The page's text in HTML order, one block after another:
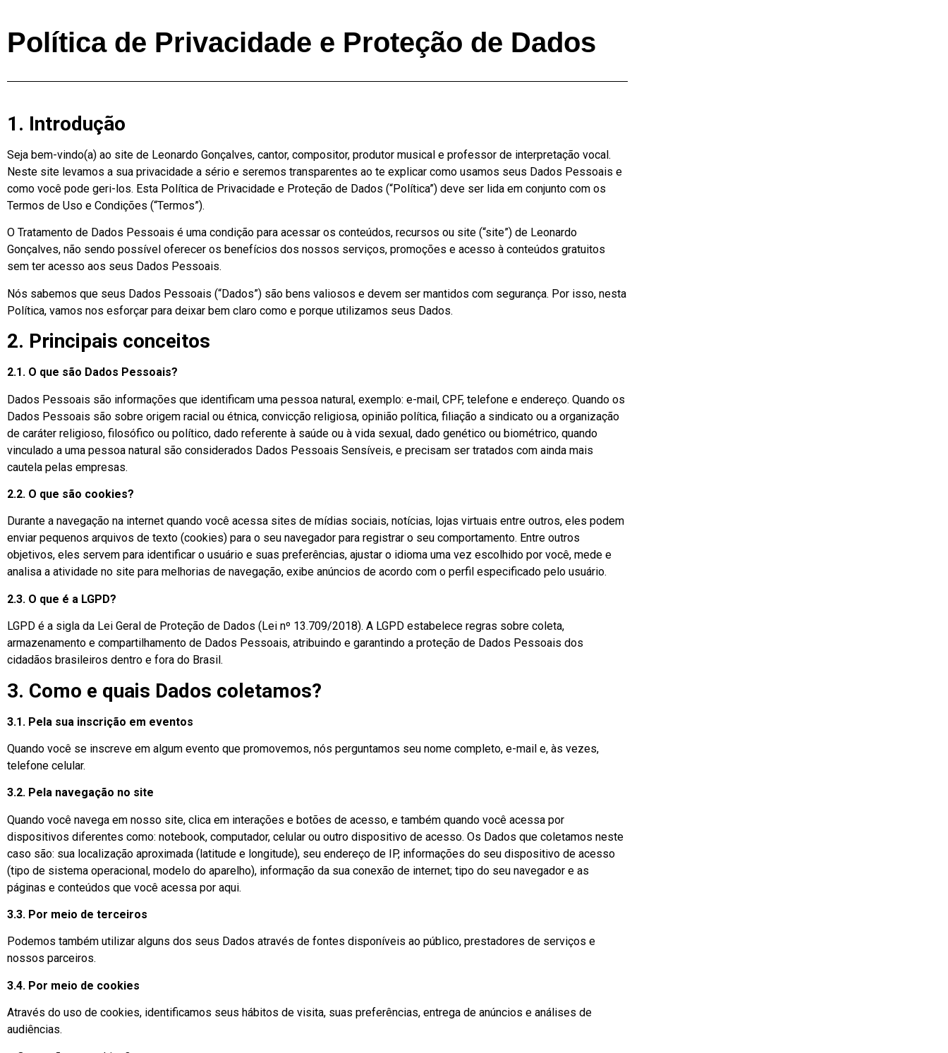
Política de Privacidade e Proteção de Dados
1. Introdução
Seja bem-vindo(a) ao site de Leonardo Gonçalves, cantor, compositor, produtor musical e professor de interpretação vocal.
Neste site levamos a sua privacidade a sério e seremos transparentes ao te explicar como usamos seus Dados Pessoais e
como você pode geri-los. Esta Política de Privacidade e Proteção de Dados (“Política”) deve ser lida em conjunto com os
Termos de Uso e Condições (“Termos”).
O Tratamento de Dados Pessoais é uma condição para acessar os conteúdos, recursos ou site (“site”) de Leonardo
Gonçalves, não sendo possível oferecer os benefícios dos nossos serviços, promoções e acesso à conteúdos gratuitos
sem ter acesso aos seus Dados Pessoais.
Nós sabemos que seus Dados Pessoais (“Dados”) são bens valiosos e devem ser mantidos com segurança. Por isso, nesta
Política, vamos nos esforçar para deixar bem claro como e porque utilizamos seus Dados.
2. Principais conceitos
2.1. O que são Dados Pessoais?
Dados Pessoais são informações que identificam uma pessoa natural, exemplo: e-mail, CPF, telefone e endereço. Quando os
Dados Pessoais são sobre origem racial ou étnica, convicção religiosa, opinião política, filiação a sindicato ou a organização
de caráter religioso, filosófico ou político, dado referente à saúde ou à vida sexual, dado genético ou biométrico, quando
vinculado a uma pessoa natural são considerados Dados Pessoais Sensíveis, e precisam ser tratados com ainda mais
cautela pelas empresas.
2.2. O que são cookies?
Durante a navegação na internet quando você acessa sites de mídias sociais, notícias, lojas virtuais entre outros, eles podem
enviar pequenos arquivos de texto (cookies) para o seu navegador para registrar o seu comportamento. Entre outros
objetivos, eles servem para identificar o usuário e suas preferências, ajustar o idioma uma vez escolhido por você, mede e
analisa a atividade no site para melhorias de navegação, exibe anúncios de acordo com o perfil especificado pelo usuário.
2.3. O que é a LGPD?
LGPD é a sigla da Lei Geral de Proteção de Dados (Lei nº 13.709/2018). A LGPD estabelece regras sobre coleta,
armazenamento e compartilhamento de Dados Pessoais, atribuindo e garantindo a proteção de Dados Pessoais dos
cidadãos brasileiros dentro e fora do Brasil.
3. Como e quais Dados coletamos?
3.1. Pela sua inscrição em eventos
Quando você se inscreve em algum evento que promovemos, nós perguntamos seu nome completo, e-mail e, às vezes,
telefone celular.
3.2. Pela navegação no site
Quando você navega em nosso site, clica em interações e botões de acesso, e também quando você acessa por
dispositivos diferentes como: notebook, computador, celular ou outro dispositivo de acesso. Os Dados que coletamos neste
caso são: sua localização aproximada (latitude e longitude), seu endereço de IP, informações do seu dispositivo de acesso
(tipo de sistema operacional, modelo do aparelho), informação da sua conexão de internet; tipo do seu navegador e as
páginas e conteúdos que você acessa por aqui.
3.3. Por meio de terceiros
Podemos também utilizar alguns dos seus Dados através de fontes disponíveis ao público, prestadores de serviços e
nossos parceiros.
3.4. Por meio de cookies
Através do uso de cookies, identificamos seus hábitos de visita, suas preferências, entrega de anúncios e análises de
audiências.